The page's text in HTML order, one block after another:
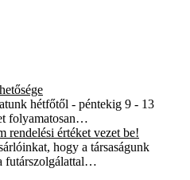
hétfőtől - péntekig 9 - 13
folyamatosan…
rendelési értéket vezet be!
hogy a társaságunk
futárszolgálattal…